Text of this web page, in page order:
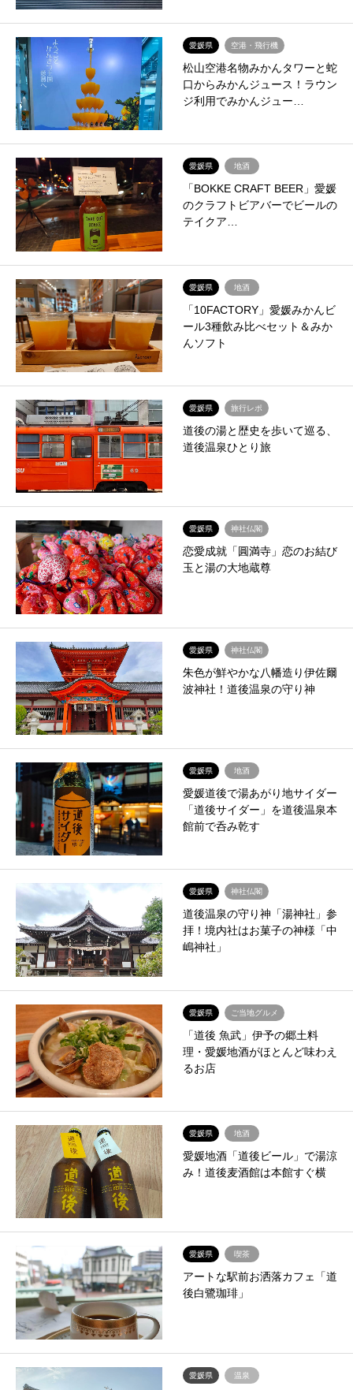
愛媛県 空港・飛行機
松山空港名物みかんタワーと蛇
口からみかんジュース！ラウン
ジ利用でみかんジュー…
愛媛県 地酒
「BOKKE CRAFT BEER」愛媛
のクラフトビアバーでビールの
テイクア…
愛媛県 地酒
「10FACTORY」愛媛みかんビ
ール3種飲み比べセット＆みか
んソフト
愛媛県 旅行レポ
道後の湯と歴史を歩いて巡る、
道後温泉ひとり旅
愛媛県 神社仏閣
恋愛成就「圓満寺」恋のお結び
玉と湯の大地蔵尊
愛媛県 神社仏閣
朱色が鮮やかな八幡造り伊佐爾
波神社！道後温泉の守り神
愛媛県 地酒
愛媛道後で湯あがり地サイダー
「道後サイダー」を道後温泉本
館前で呑み乾す
愛媛県 神社仏閣
道後温泉の守り神「湯神社」参
拝！境内社はお菓子の神様「中
嶋神社」
愛媛県 ご当地グルメ
「道後 魚武」伊予の郷土料
理・愛媛地酒がほとんど味わえ
るお店
愛媛県 地酒
愛媛地酒「道後ビール」で湯涼
み！道後麦酒館は本館すぐ横
愛媛県 喫茶
アートな駅前お洒落カフェ「道
後白鷺珈琲」
愛媛県 温泉